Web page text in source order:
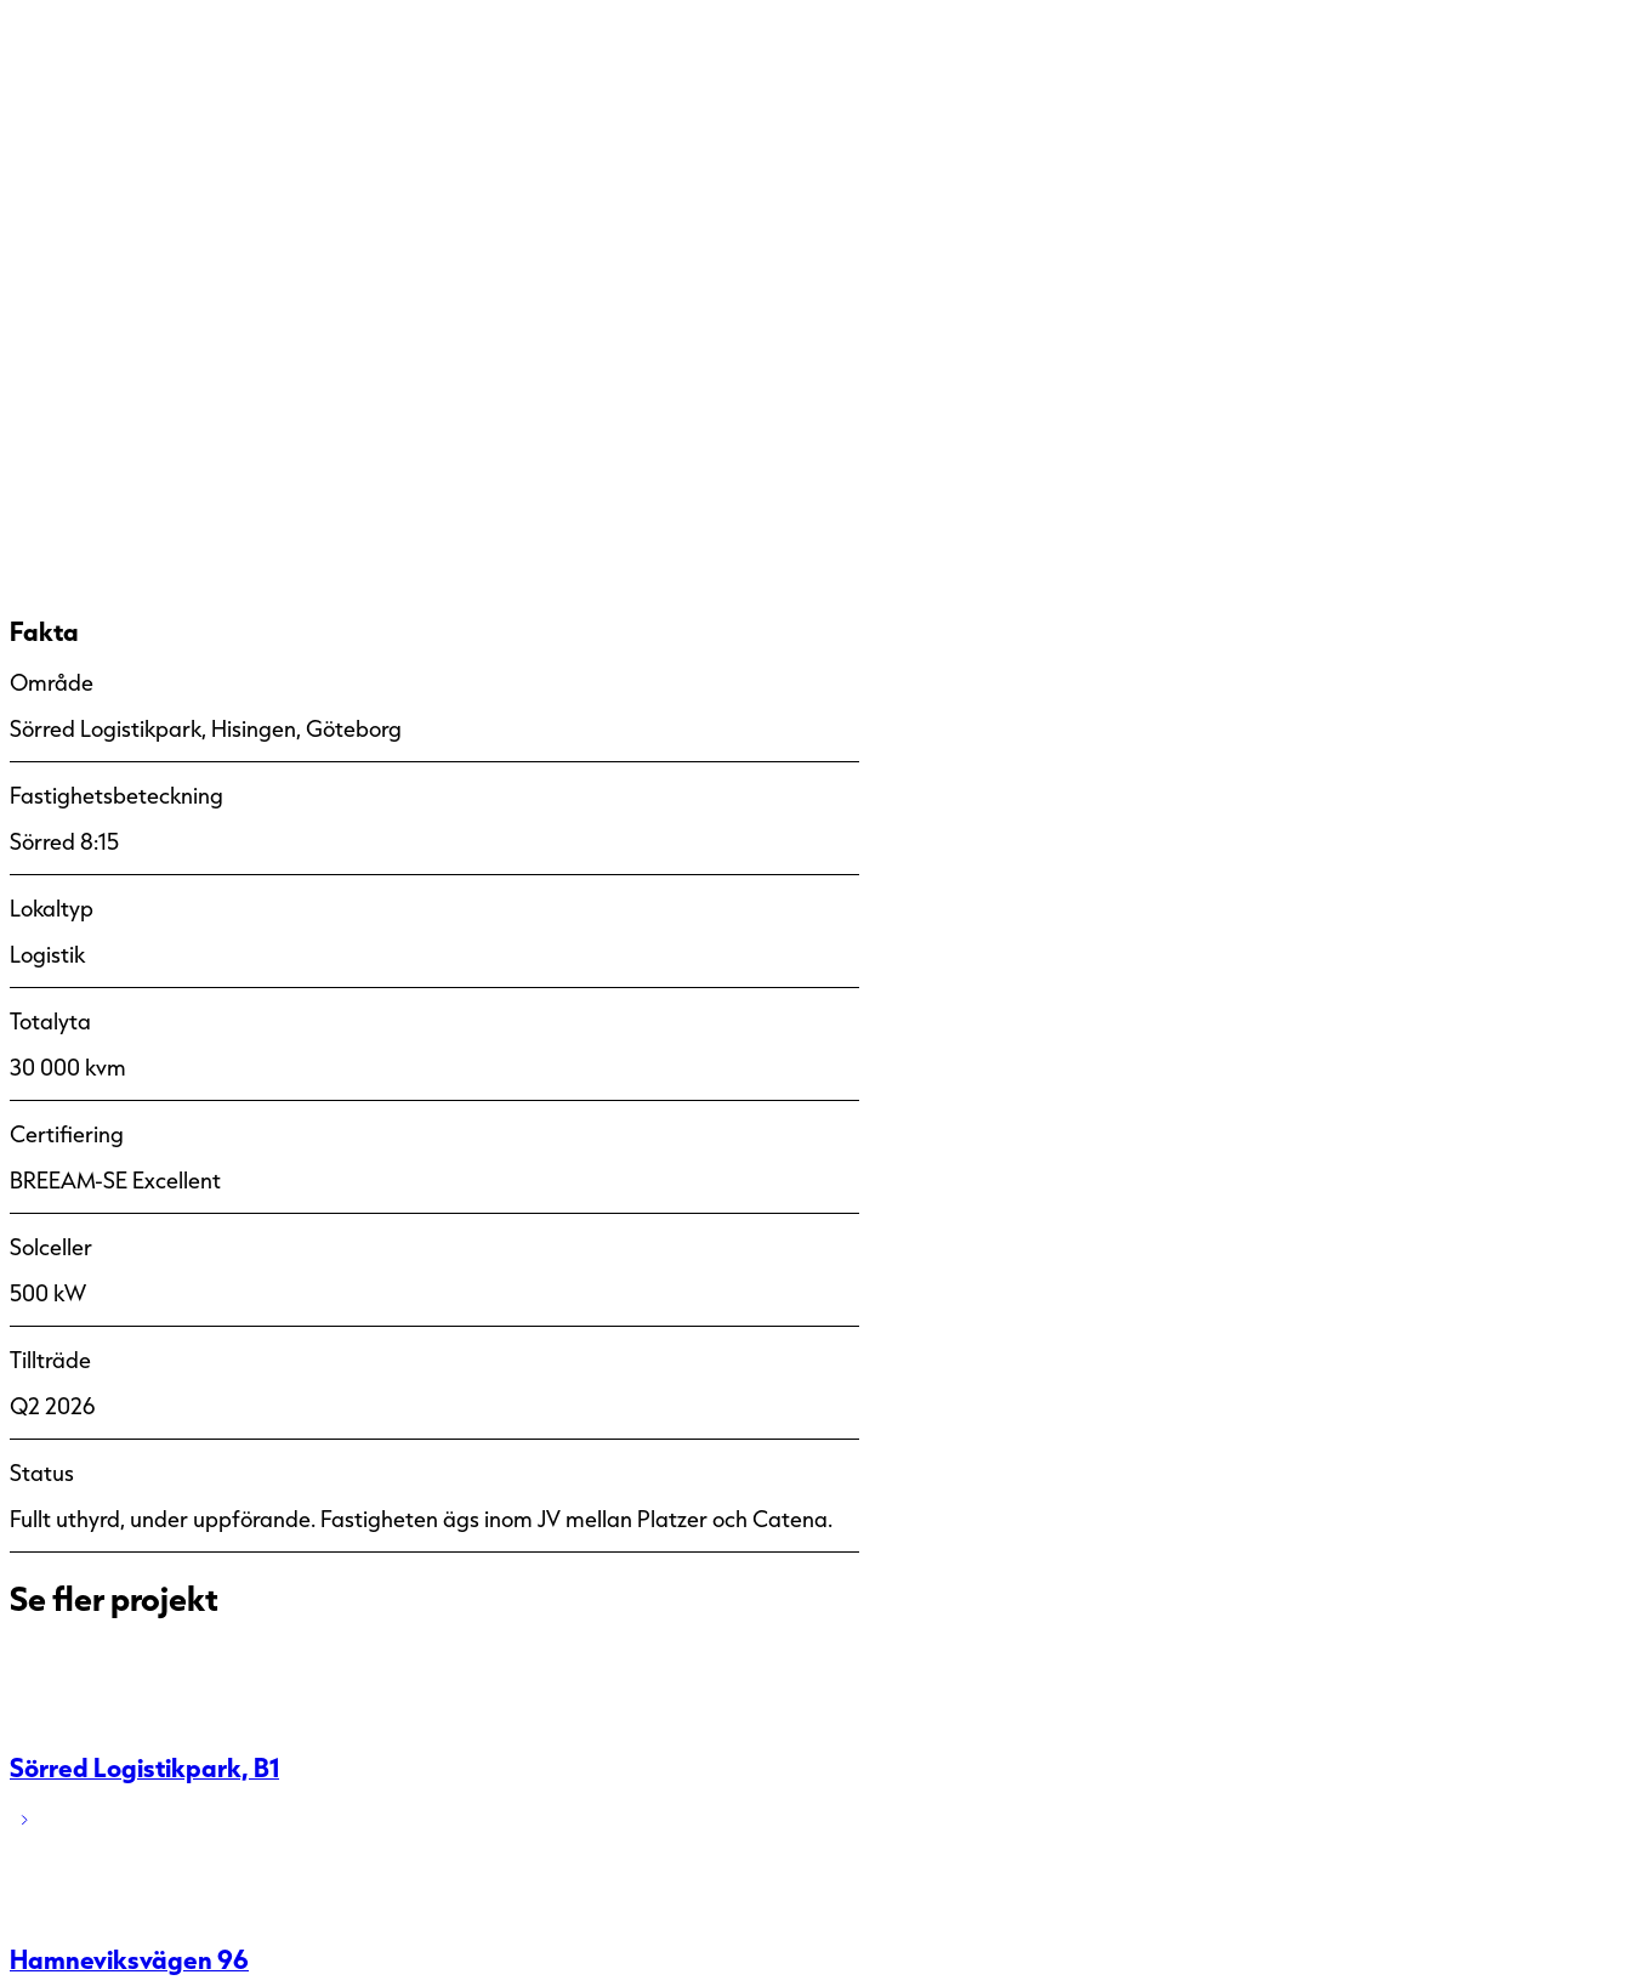
Fakta
Område
Sörred Logistikpark, Hisingen, Göteborg
Fastighetsbeteckning
Sörred 8:15
Lokaltyp
Logistik
Totalyta
30 000 kvm
Certifiering
BREEAM-SE Excellent
Solceller
500 kW
Tillträde
Q2 2026
Status
Fullt uthyrd, under uppförande. Fastigheten ägs inom JV mellan Platzer och Catena.
Se fler projekt
Sörred Logistikpark, B1
Hamneviksvägen 96